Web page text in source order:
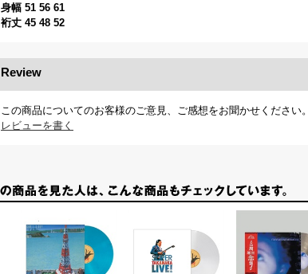
身幅 51 56 61
裄丈 45 48 52
Review
この商品についてのお客様のご意見、ご感想をお聞かせください。
レビューを書く